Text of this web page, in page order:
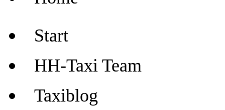
Start
HH-Taxi Team
Taxiblog